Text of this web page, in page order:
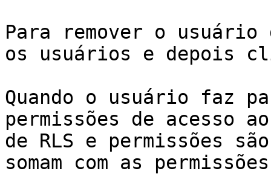
Para remover o usuário
os usuários e depois
Quando o usuário faz
permissões de acesso
de RLS e permissões
somam com as